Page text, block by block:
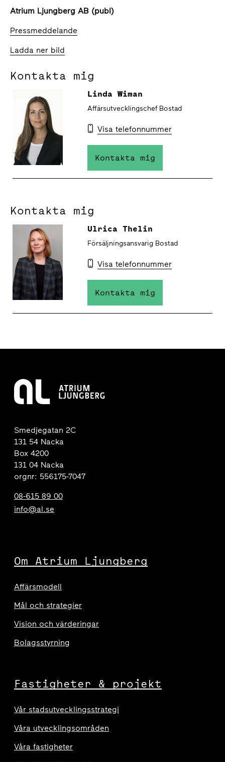
Atrium Ljungberg AB (publ)
Pressmeddelande
Ladda ner bild
Kontakta mig
Linda Wiman
Affärsutvecklingschef Bostad
Visa telefonnummer
Kontakta mig
Kontakta mig
Ulrica Thelin
Försäljningsansvarig Bostad
Visa telefonnummer
Kontakta mig
Smedjegatan 2C
131 54 Nacka
Box 4200
131 04 Nacka
orgnr: 556175-7047
08-615 89 00
info@al.se
Om Atrium Ljungberg
Affärsmodell
Mål och strategier
Vision och värderingar
Bolagsstyrning
Fastigheter & projekt
Vår stadsutvecklingsstrategi
Våra utvecklingsområden
Våra fastigheter